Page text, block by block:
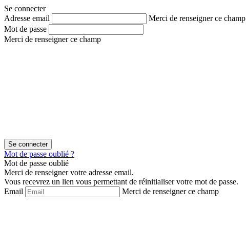
Aller
au
contenu
Aller
au
menu
Se connecter
Adresse email
Merci de renseigner ce champ
Mot de passe
Merci de renseigner ce champ
Mot de passe oublié ?
Mot de passe oublié
Merci de renseigner votre adresse email.
Vous recevrez un lien vous permettant de réinitialiser votre mot de passe.
Email
Merci de renseigner ce champ